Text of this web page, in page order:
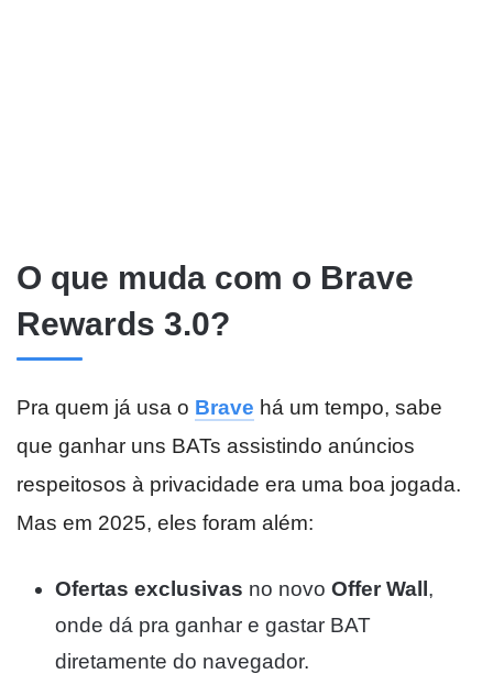
O que muda com o Brave
Rewards 3.0?
Pra quem já usa o Brave há um tempo, sabe
que ganhar uns BATs assistindo anúncios
respeitosos à privacidade era uma boa jogada.
Mas em 2025, eles foram além:
Ofertas exclusivas no novo Offer Wall,
onde dá pra ganhar e gastar BAT
diretamente do navegador.